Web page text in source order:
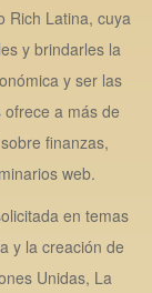
Rich Latina, cuya
y brindarles la
y ser las
a más de
finanzas,
web.
en temas
y la creación de
Unidas, La